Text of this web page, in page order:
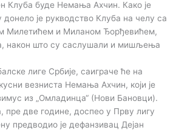
Клуба буде Немања Ахчин. Како је
је рукводство Клуба на челу са
Милетићем и Миланом Ђорђевићем,
након што су саслушали и мишљења
лиге Србије, саиграче ће на
везниста Немања Ахчин, који је
из „Омладинца“ (Нови Бановци).
пре две године, доспео у Прву лигу
предводио је дефанзивац Дејан